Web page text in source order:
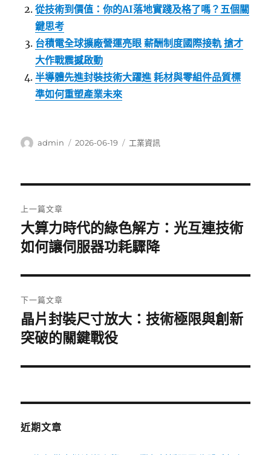
從技術到價值：你的AI落地實踐及格了嗎？五個關
鍵思考
台積電全球擴廠營運亮眼 薪酬制度國際接軌 搶才
大作戰震撼啟動
半導體先進封裝技術大躍進 耗材與零組件品質標
準如何重塑產業未來
作
admin
發
2026-06-19
分
工業資訊
章
導
覽
上一篇文章
上
一
文
章:
大算力時代的綠色解方：光互連技術
如何讓伺服器功耗驟降
下一篇文章
下
一
文
晶片封裝尺寸放大：技術極限與創新
突破的關鍵戰役
近期文章